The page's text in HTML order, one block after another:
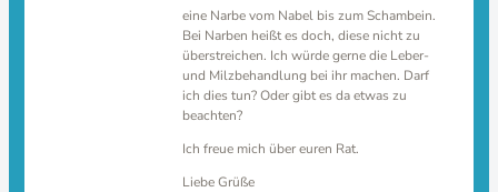
eine Narbe vom Nabel bis zum Schambein.
Bei Narben heißt es doch, diese nicht zu
überstreichen. Ich würde gerne die Leber-
und Milzbehandlung bei ihr machen. Darf
ich dies tun? Oder gibt es da etwas zu
beachten?
Ich freue mich über euren Rat.
Liebe Grüße